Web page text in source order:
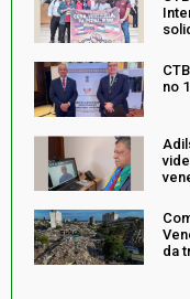
no
da